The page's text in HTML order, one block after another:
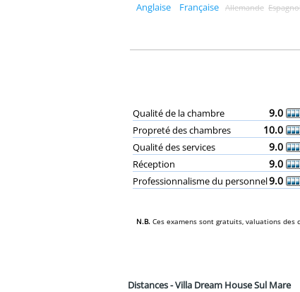
Anglaise
Française Allemande
Qualité de la chambre 9.0
Propreté des chambres 10.0
Qualité des services 9.0
Réception 9.0
Professionnalisme du personnel9.0
N.B. Ces examens sont gratuits‚ valuations
Distances - Villa Dream House Sul Mare